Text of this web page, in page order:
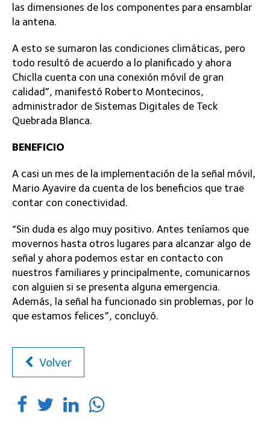
las dimensiones de los componentes para ensamblar
la antena.
A esto se sumaron las condiciones climáticas, pero
todo resultó de acuerdo a lo planificado y ahora
Chiclla cuenta con una conexión móvil de gran
calidad”, manifestó Roberto Montecinos,
administrador de Sistemas Digitales de Teck
Quebrada Blanca.
BENEFICIO
A casi un mes de la implementación de la señal móvil,
Mario Ayavire da cuenta de los beneficios que trae
contar con conectividad.
“Sin duda es algo muy positivo. Antes teníamos que
movernos hasta otros lugares para alcanzar algo de
señal y ahora podemos estar en contacto con
nuestros familiares y principalmente, comunicarnos
con alguien si se presenta alguna emergencia.
Además, la señal ha funcionado sin problemas, por lo
que estamos felices”, concluyó.
Volver